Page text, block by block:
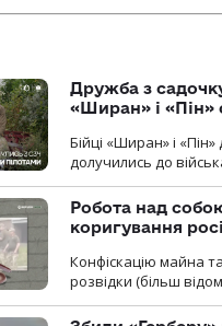
Дружба з
«Ширан» і
Бійці «Ширан» і
долучились до
Робота над
коригування
Конфіскацію майна
розвідки (більш